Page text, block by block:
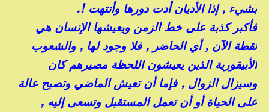
بشيء , إذا الأديان أدت دورها وأنتهت !.
فأكبر كذبة على خط الزمن ويعيشها الإنسان هي
نقطة الآن , أي الحاضر , فلا وجود لها , والشعوب
الأبيقورية الذين يعيشون اللحظة مصيرهم كان
وسيزال الزوال , فإما أن تعيش الماضي وتصبح عالة
على الحياة أو أن تعمل المستقبل وتسعى إليه ,